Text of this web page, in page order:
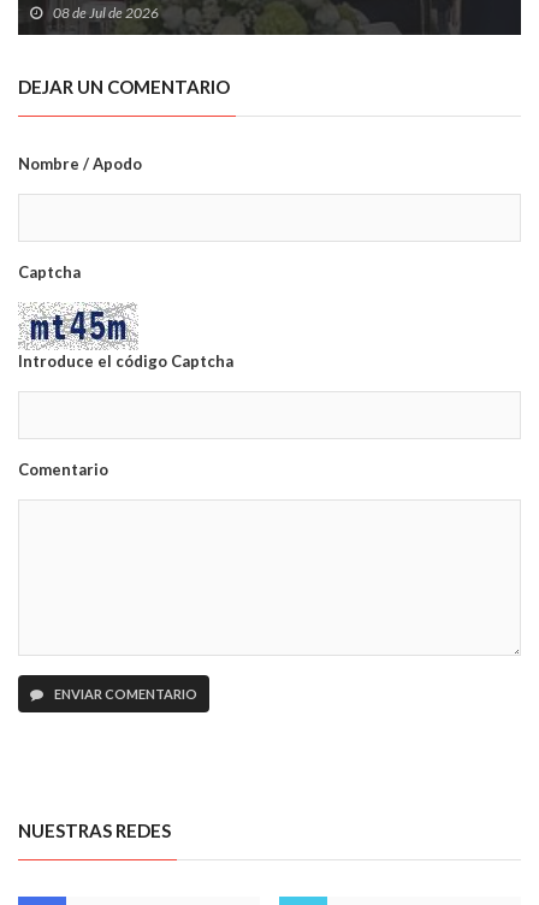
de la OTAN
08 de Jul de 2026
DEJAR UN COMENTARIO
Nombre / Apodo
Captcha
Introduce el código Captcha
Comentario
ENVIAR COMENTARIO
NUESTRAS REDES